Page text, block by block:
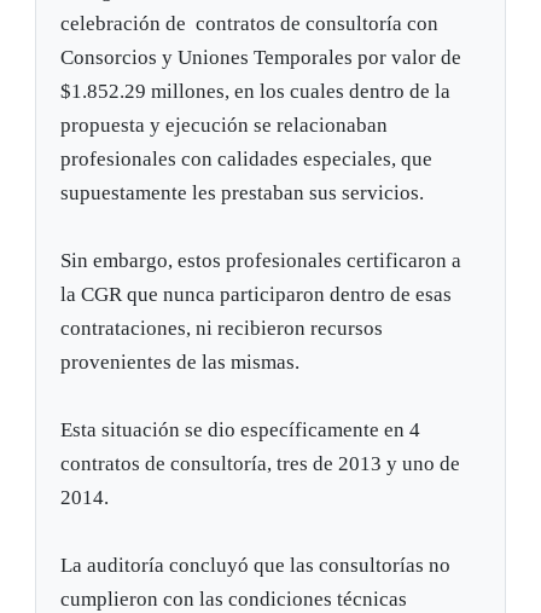
celebración de contratos de consultoría con
Consorcios y Uniones Temporales por valor de
$1.852.29 millones, en los cuales dentro de la
propuesta y ejecución se relacionaban
profesionales con calidades especiales, que
supuestamente les prestaban sus servicios.
Sin embargo, estos profesionales certificaron a
la CGR que nunca participaron dentro de esas
contrataciones, ni recibieron recursos
provenientes de las mismas.
Esta situación se dio específicamente en 4
contratos de consultoría, tres de 2013 y uno de
2014.
La auditoría concluyó que las consultorías no
cumplieron con las condiciones técnicas